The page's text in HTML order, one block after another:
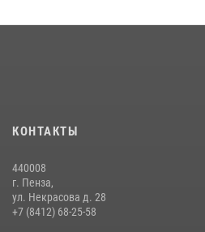
КОНТАКТЫ
440008
г. Пенза,
ул. Некрасова д. 28
+7 (8412) 68-25-58